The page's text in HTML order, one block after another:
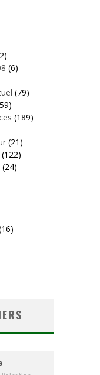
(6)
(79)
(189)
(21)
(122)
(24)